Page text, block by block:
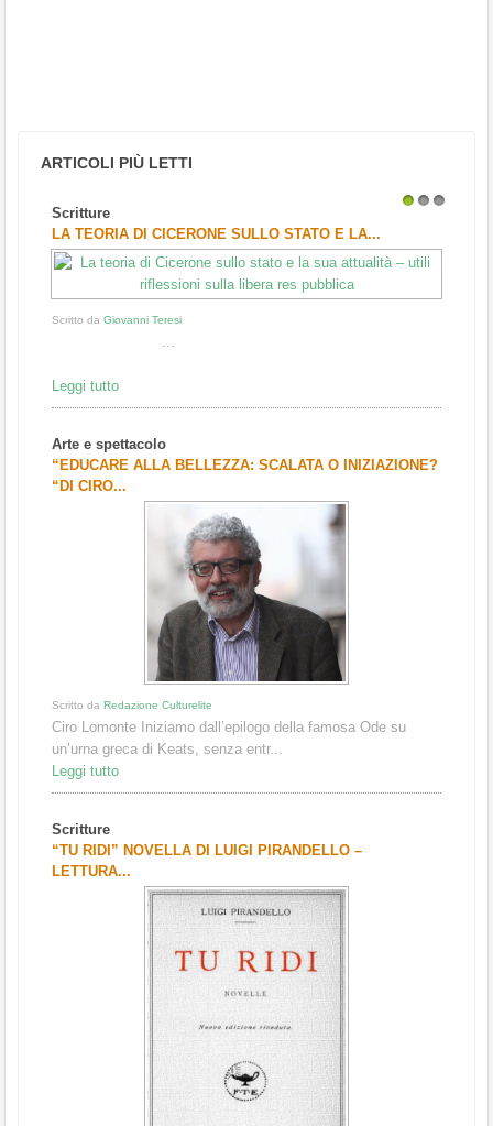
ARTICOLI PIÙ LETTI
Scritture
LA TEORIA DI CICERONE SULLO STATO E LA...
Scritto da Giovanni Teresi
...
Leggi tutto
Arte e spettacolo
“EDUCARE ALLA BELLEZZA: SCALATA O INIZIAZIONE?
“DI CIRO...
Scritto da Redazione Culturelite
Ciro Lomonte Iniziamo dall’epilogo della famosa Ode su
un’urna greca di Keats, senza entr...
Leggi tutto
Scritture
“TU RIDI” NOVELLA DI LUIGI PIRANDELLO –
LETTURA...